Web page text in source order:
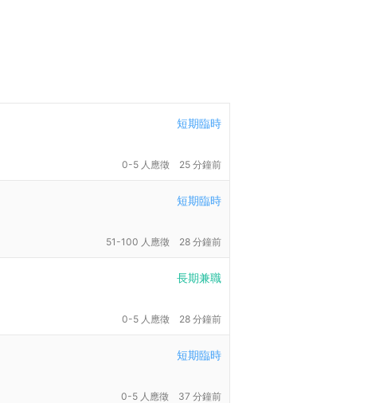
短期臨時
0-5 人應徵 25 分鐘前
短期臨時
51-100 人應徵 28 分鐘前
長期兼職
0-5 人應徵 28 分鐘前
短期臨時
0-5 人應徵 37 分鐘前